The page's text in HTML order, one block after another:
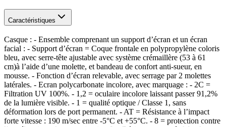
Caractéristiques
Casque : - Ensemble comprenant un support d’écran et un écran
facial : - Support d’écran = Coque frontale en polypropylène coloris
bleu, avec serre-tête ajustable avec système crémaillère (53 à 61
cm)à l’aide d’une molette, et bandeau de confort anti-sueur, en
mousse. - Fonction d’écran relevable, avec serrage par 2 molettes
latérales. - Ecran polycarbonate incolore, avec marquage : - 2C =
Filtration UV 100%. - 1,2 = oculaire incolore laissant passer 91,2%
de la lumière visible. - 1 = qualité optique / Classe 1, sans
déformation lors de port permanent. - AT = Résistance à l’impact
forte vitesse : 190 m/sec entre -5°C et +55°C. - 8 = protection contre